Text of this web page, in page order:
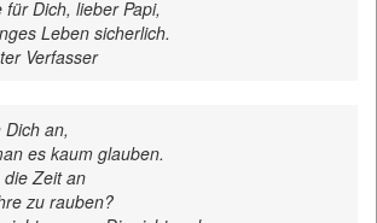
für Dich, lieber Papi,
Leben sicherlich.
Verfasser
an,
es kaum glauben.
die Zeit an
zu rauben?